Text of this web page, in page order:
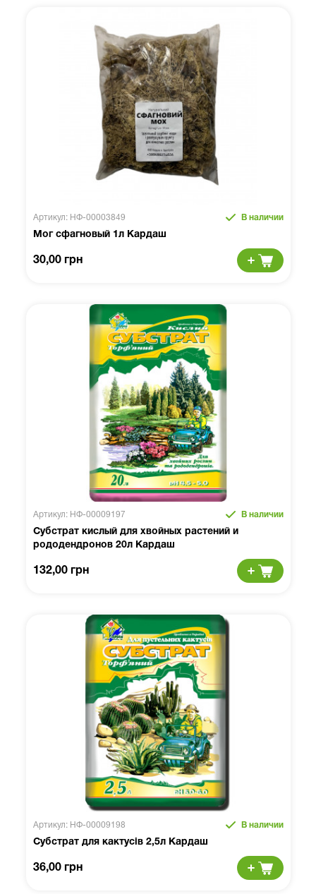
Артикул: НФ-00003849 В наличии
Мог сфагновый 1л Кардаш
30,00 грн
Артикул: НФ-00009197 В наличии
Субстрат кислый для хвойных растений и
рододендронов 20л Кардаш
132,00 грн
Артикул: НФ-00009198 В наличии
Субстрат для кактусів 2,5л Кардаш
36,00 грн